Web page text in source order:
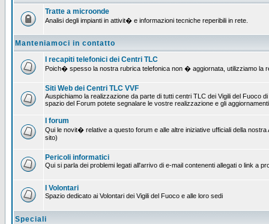
Tratte a microonde
Analisi degli impianti in attivit� e informazioni tecniche reperibili in rete.
Manteniamoci in contatto
I recapiti telefonici dei Centri TLC
Poich� spesso la nostra rubrica telefonica non � aggiornata, utilizziamo la
Siti Web dei Centri TLC VVF
Auspichiamo la realizzazione da parte di tutti centri TLC dei Vigili del Fuoco
spazio del Forum potete segnalare le vostre realizzazione e gli
I forum
Qui le novit� relative a questo forum e alle altre iniziative ufficiali della
sito)
Pericoli informatici
Qui si parla dei problemi legati all'arrivo di e-mail contenenti allegati o link a
I Volontari
Spazio dedicato ai Volontari dei Vigili del Fuoco e alle loro sedi
Speciali